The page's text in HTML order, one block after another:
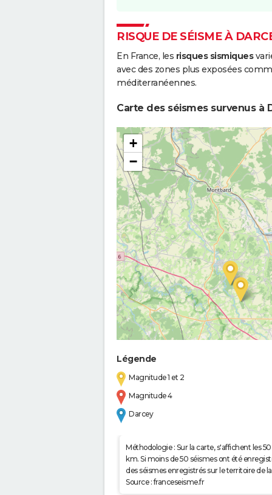
RISQUE DE SÉISME À
En France, les risques sismiques
avec des zones plus exposées
méditerranéennes.
Carte des séismes survenus à
+
−
Légende
Magnitude 1 et 2
Magnitude 4
Darcey
Méthodologie : Sur la carte, s'affichent les
km. Si moins de 50 séismes ont été
des séismes enregistrés sur le territoire de
Source : franceseisme.fr